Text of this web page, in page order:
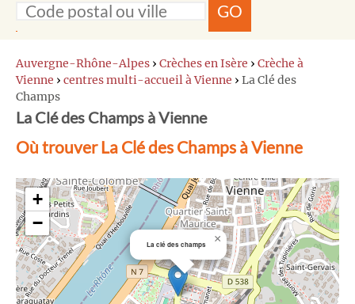
GO
Auvergne-Rhône-Alpes › Crèches en Isère › Crèche à
Vienne › centres multi-accueil à Vienne › La Clé des
Champs
La Clé des Champs à Vienne
Où trouver La Clé des Champs à Vienne
La clé des champs ×
+
−